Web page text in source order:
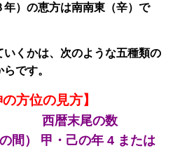
）の恵方は南南東（辛）で
くかは、次のような五種類の
です。
方位の見方】
西暦末尾の数
間） 甲・己の年 4 または